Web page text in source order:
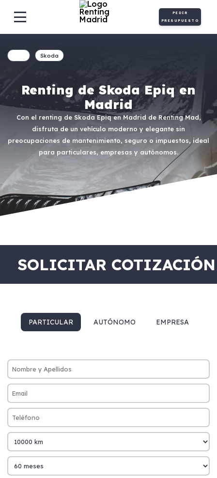
PEDIR
PRESUPUESTO
Renting de Skoda Epiq en
Madrid
Con el renting de Skoda Epiq en Madrid de Renting Mad,
disfruta de un vehículo moderno y elegante sin
preocupaciones de mantenimiento, seguro o impuestos, ideal
para particulares, empresas y autónomos.
Skoda
SOLICITAR COTIZACIÓN
PARTICULAR AUTÓNOMO EMPRESA